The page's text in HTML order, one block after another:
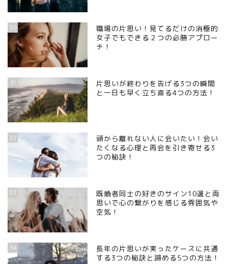
30
職場の片思い！見てるだけの消極的
女子でもできる２つの必勝アプロー
チ！
31
片思いが終わりを告げる3つの瞬間
と一日も早く立ち直る4つの方法！
32
頭から離れない人に会いたい！会い
たくなる心理と再会を引き寄せる3
つの秘訣！
33
既婚者同士の好きのサイン10選と両
思いで心の繋がりを感じる雰囲気や
空気！
34
長年の片思いが実ったケースに共通
する3つの秘訣と諦める5つの方法！